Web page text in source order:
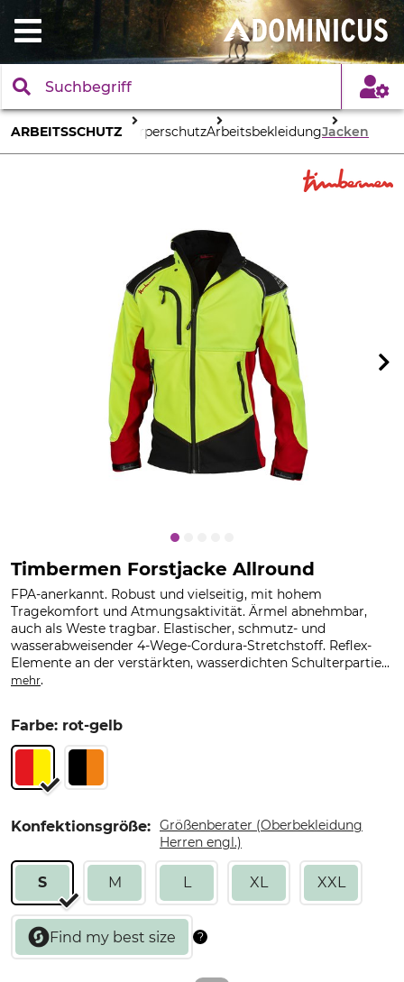
ARBEITSSCHUTZ KörperschutzArbeitsbekleidungJacken
Timbermen Forstjacke Allround
FPA-anerkannt. Robust und vielseitig, mit hohem
Tragekomfort und Atmungsaktivität. Ärmel abnehmbar,
auch als Weste tragbar. Elastischer, schmutz- und
wasserabweisender 4-Wege-Cordura-Stretchstoff. Reflex-
Elemente an der verstärkten, wasserdichten Schulterpartie...
mehr.
Farbe: rot-gelb
Konfektionsgröße: Größenberater (Oberbekleidung
Herren engl.)
S M L XL XXL